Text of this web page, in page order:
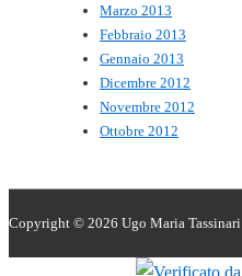
Marzo 2013
Febbraio 2013
Gennaio 2013
Dicembre 2012
Novembre 2012
Ottobre 2012
Copyright © 2026 Ugo Maria Tassinari